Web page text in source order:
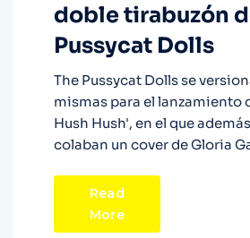
doble tirabuzón
Pussycat Dolls
The Pussycat Dolls se
mismas para el lanzamiento
Hush Hush', en el que
colaban un cover de Gloria
Read
More